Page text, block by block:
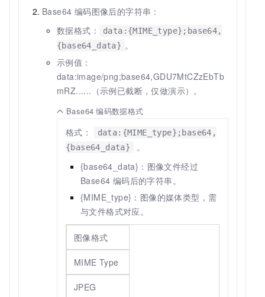
Base64 编码图像后的字符串：
数据格式：
data:{MIME_type};base64,
{base64_data} 。
示例值：
data:image/png;base64,GDU7MtCZzEbTb
mRZ......（示例已截断，仅做演示）。
Base64 编码数据格式
格式：
data:{MIME_type};base64,
{base64_data}
。
{base64_data}：图像文件经过
Base64 编码后的字符串。
{MIME_type}：图像的媒体类型，需
与文件格式对应。
图像格式
MIME Type
JPEG